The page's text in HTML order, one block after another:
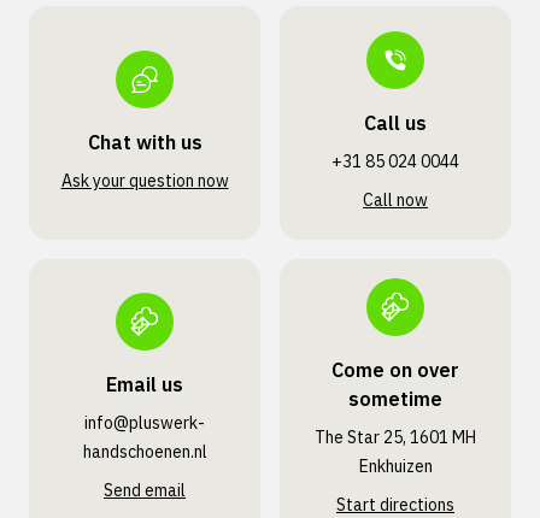
Chat with us
Ask your question now
Call us
+31 85 024 0044
Call now
Email us
info@pluswerk­
handschoenen.nl
Send email
Come on over
sometime
The Star 25, 1601 MH
Enkhuizen
Start directions